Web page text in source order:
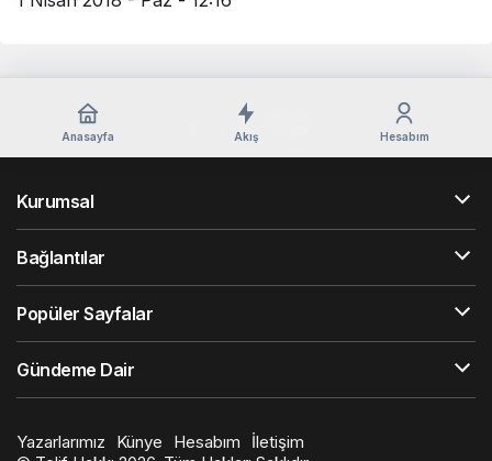
Anasayfa Akış Hesabım
Kurumsal
Bağlantılar
Popüler Sayfalar
Gündeme Dair
Yazarlarımız Künye Hesabım
İletişim